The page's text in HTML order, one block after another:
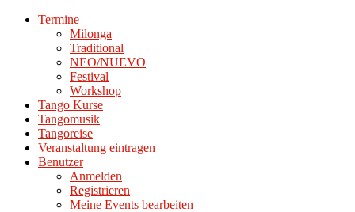
Termine
Milonga
Traditional
NEO/NUEVO
Festival
Workshop
Tango Kurse
Tangomusik
Tangoreise
Veranstaltung eintragen
Benutzer
Anmelden
Registrieren
Meine Events bearbeiten